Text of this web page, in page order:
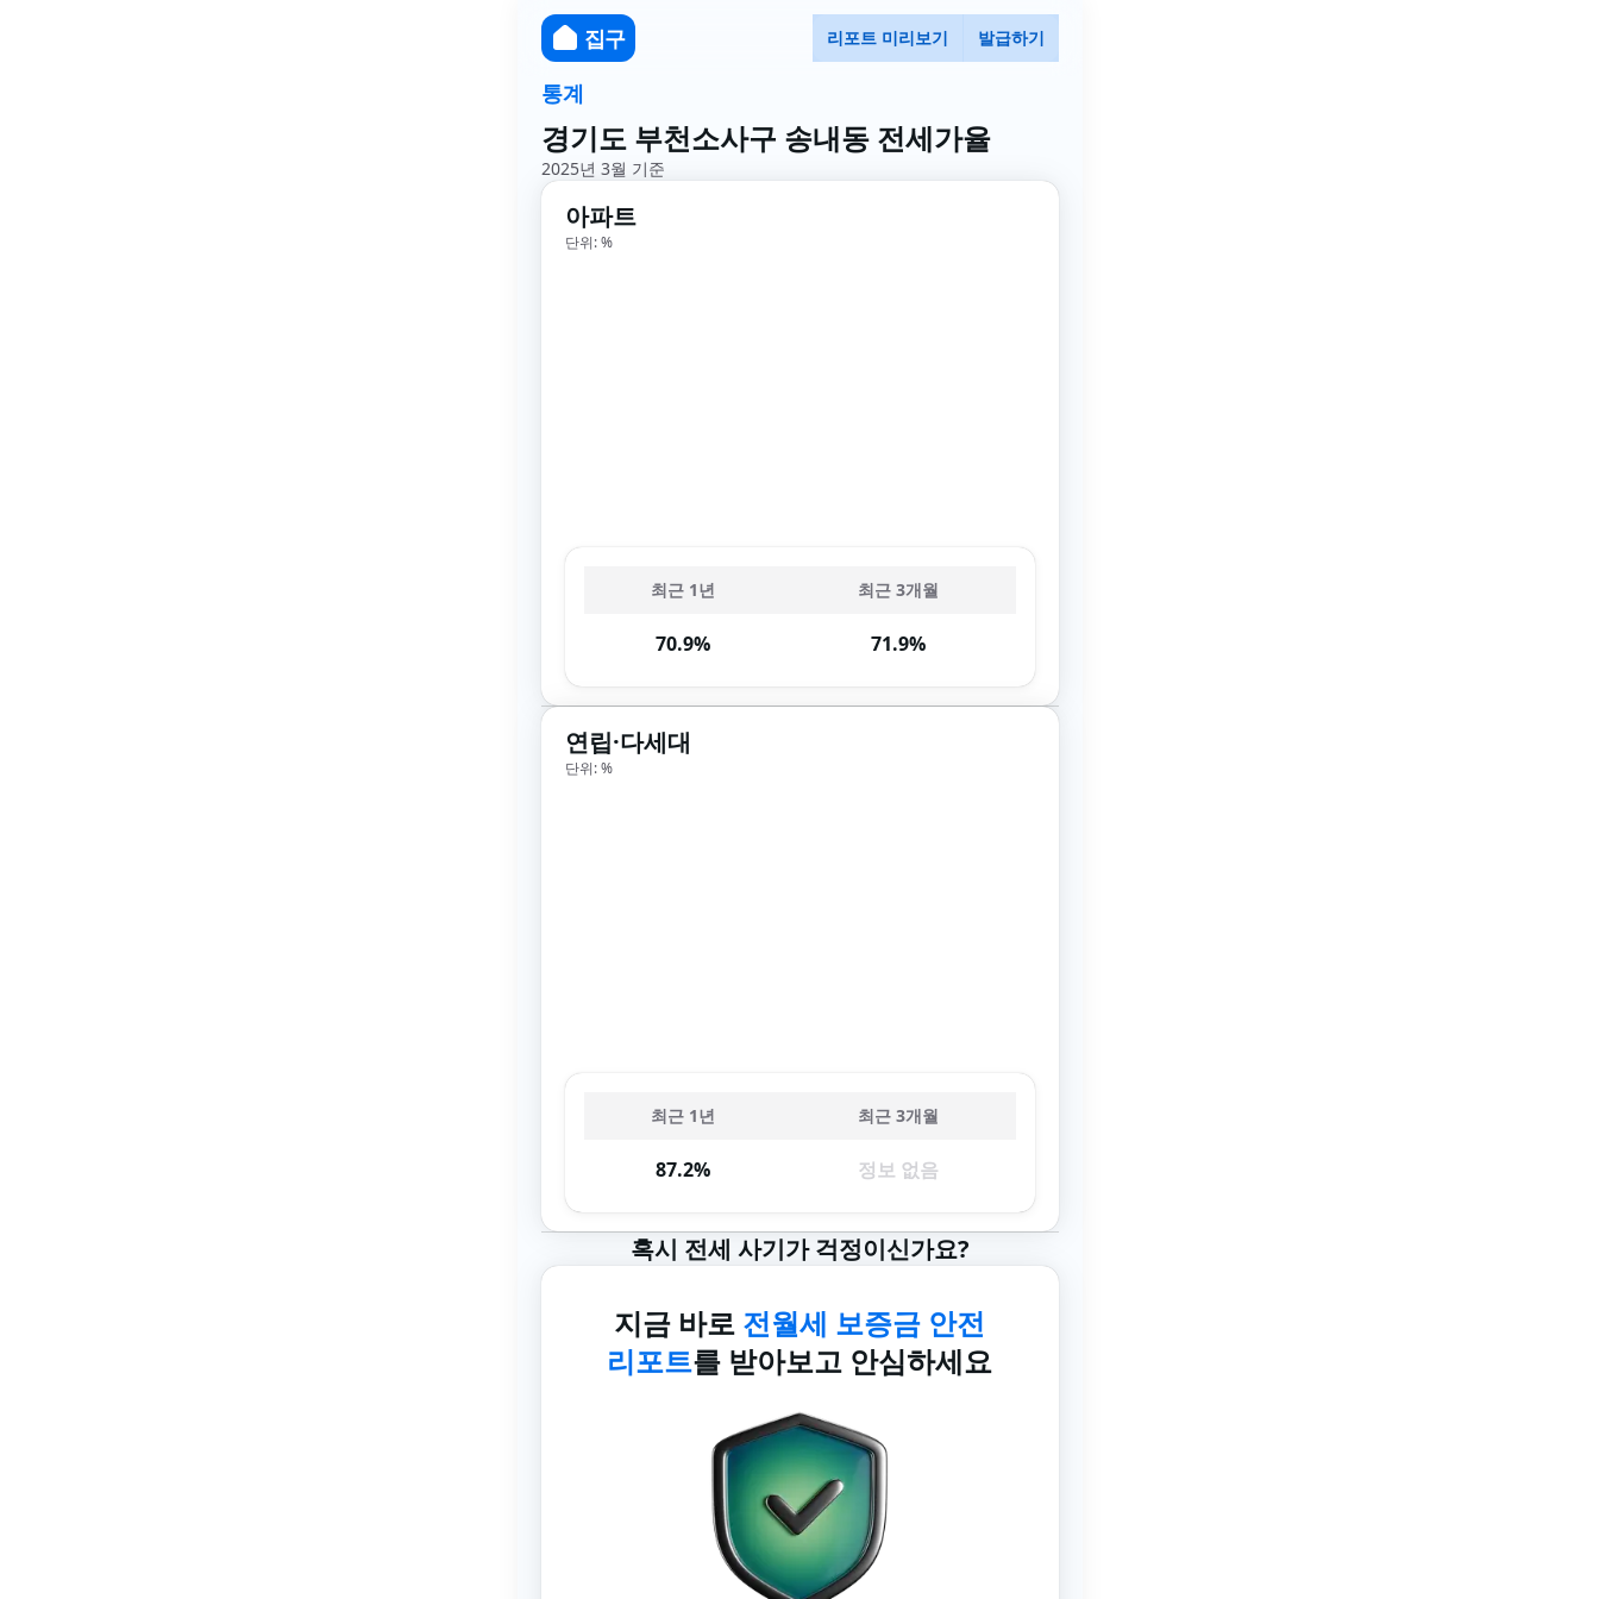
집구 리포트 미리보기 발급하기
통계
경기도 부천소사구 송내동 전세가율
2025년 3월 기준
아파트
단위: %
최근 1년 최근 3개월
70.9% 71.9%
연립·다세대
단위: %
최근 1년 최근 3개월
87.2% 정보 없음
혹시 전세 사기가 걱정이신가요?
지금 바로 전월세 보증금 안전
리포트를 받아보고 안심하세요